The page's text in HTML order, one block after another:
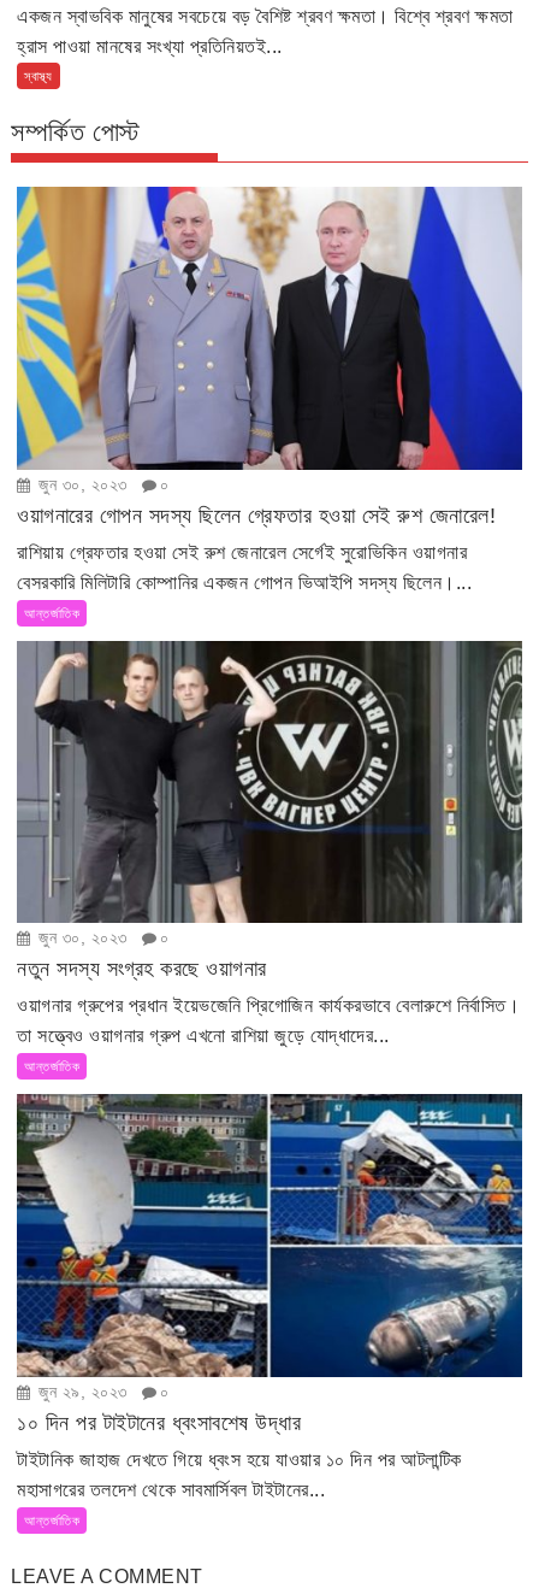
একজন স্বাভবিক মানুষের সবচেয়ে বড় বৈশিষ্ট শ্রবণ ক্ষমতা। বিশ্বে শ্রবণ ক্ষমতা
হ্রাস পাওয়া মানষের সংখ্যা প্রতিনিয়তই...
স্বাস্থ্য
সম্পর্কিত পোস্ট
জুন ৩০, ২০২৩ ০
ওয়াগনারের গোপন সদস্য ছিলেন গ্রেফতার হওয়া সেই রুশ জেনারেল!
রাশিয়ায় গ্রেফতার হওয়া সেই রুশ জেনারেল সের্গেই সুরোভিকিন ওয়াগনার
বেসরকারি মিলিটারি কোম্পানির একজন গোপন ভিআইপি সদস্য ছিলেন।...
আন্তর্জাতিক
জুন ৩০, ২০২৩ ০
নতুন সদস্য সংগ্রহ করছে ওয়াগনার
ওয়াগনার গ্রুপের প্রধান ইয়েভজেনি প্রিগোজিন কার্যকরভাবে বেলারুশে নির্বাসিত।
তা সত্ত্বেও ওয়াগনার গ্রুপ এখনো রাশিয়া জুড়ে যোদ্ধাদের...
আন্তর্জাতিক
জুন ২৯, ২০২৩ ০
১০ দিন পর টাইটানের ধ্বংসাবশেষ উদ্ধার
টাইটানিক জাহাজ দেখতে গিয়ে ধ্বংস হয়ে যাওয়ার ১০ দিন পর আটলান্টিক
মহাসাগরের তলদেশ থেকে সাবমার্সিবল টাইটানের...
আন্তর্জাতিক
LEAVE A COMMENT